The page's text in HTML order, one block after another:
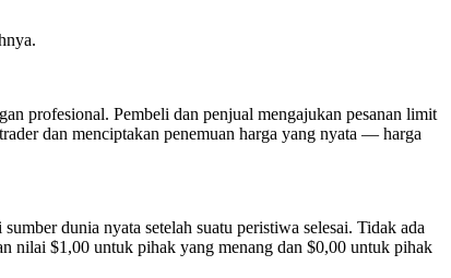
profesional. Pembeli dan penjual mengajukan pesanan limit
dan menciptakan penemuan harga yang nyata — harga
dunia nyata setelah suatu peristiwa selesai. Tidak ada
nilai $1,00 untuk pihak yang menang dan $0,00 untuk pihak